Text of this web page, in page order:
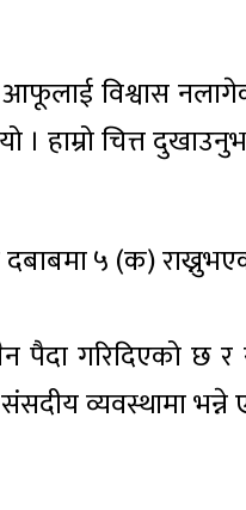
विश्वास
हाम्रो चित्त
५ (क)
पैदा गरिदिएको छ
व्यवस्थामा भन्ने